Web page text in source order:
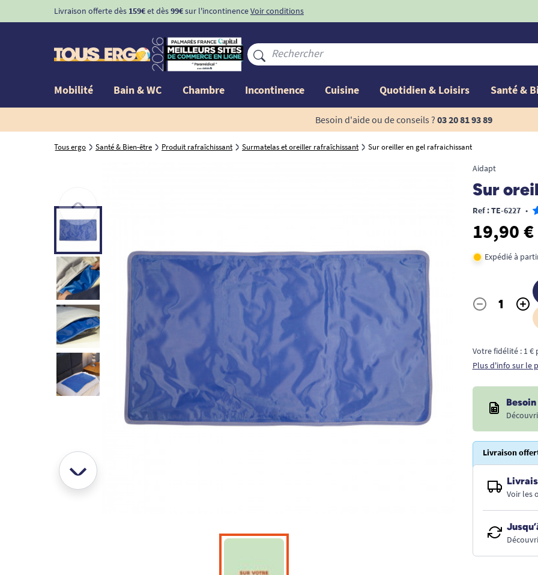
Livraison offerte dès 159€et dès99€sur l'incontinenceVoir conditions
Mobilité Bain & WC Chambre Incontinence Cuisine Quotidien & Loisirs Santé &
Besoin d'aide ou de conseils ? 03 20 81 93 89
Tous ergo Santé & Bien-être Produit rafraîchissant Surmatelas et oreiller rafraîchissant Sur oreiller en gel rafraichissant
Aidapt
Sur
Ref : TE-6227 •
19,90 €
Expédié à
Quantité
- +
Votre fidélité : 1 €
Plus d'info sur le
Livraison
Voir les